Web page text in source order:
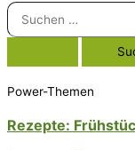
Power-Themen
Rezepte: